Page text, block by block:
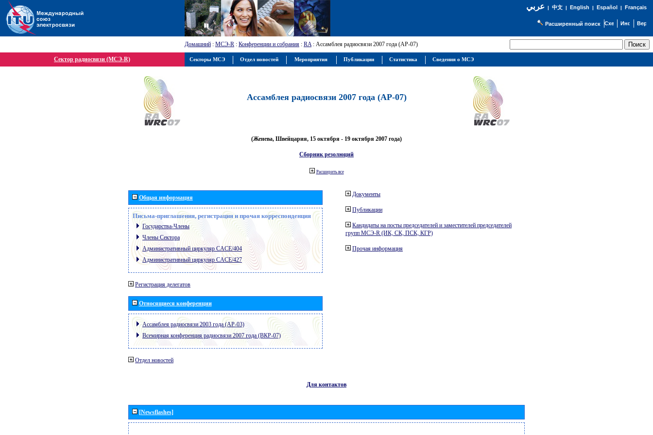
عربي| 中文| English | Español | Français
Расширенный поиск
Домашний : МСЭ-R : Конференции и собрания : RA: Ассамблея радиосвязи 2007 года (АР-07)
Сектор радиосвязи (МСЭ-R)
Ассамблея радиосвязи 2007 года (АР-07)
(Женева, Швейцария, 15 октября - 19 октября 2007 года)
Сборник резолюций
Расширить все
Общая информация
Письма-приглашения, регистрация и прочая корреспонденция
Государства-Члены
Члены Сектора
Административный циркуляр CACE/404
Административный циркуляр CACE/427
Регистрация делегатов
Относящиеся конференции
Ассамблея радиосвязи 2003 года (АР-03)
Всемирная конференция радиосвязи 2007 года (ВКР-07)
Отдел новостей
Документы
Публикации
Кандидаты на посты председателей и заместителей председателей
групп МСЭ-R (ИК, СК, ПСК, КГР)
Прочая информация
Для контактов
[Newsflashes]
Секторы МСЭ Отдел новостей Мероприятия Публикации Статистика Сведения о МСЭ